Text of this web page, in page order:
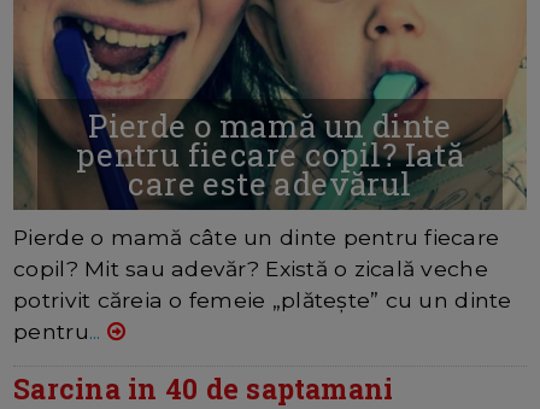
Pierde o mamă un dinte
pentru fiecare copil? Iată
care este adevărul
6/8/2026 AUTOR: REDACTORDC
Pierde o mamă câte un dinte pentru fiecare
copil? Mit sau adevăr? Există o zicală veche
potrivit căreia o femeie „plătește” cu un dinte
pentru...
Sarcina in 40 de saptamani